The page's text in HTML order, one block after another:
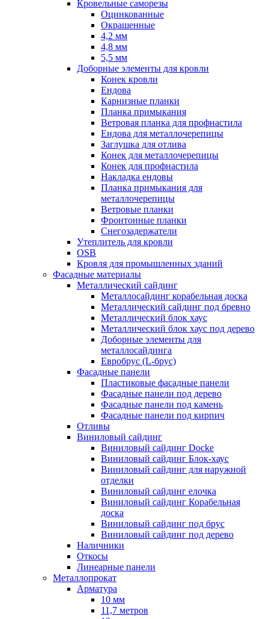
Кровельные саморезы
Оцинкованные
Окрашенные
4,2 мм
4,8 мм
5,5 мм
Доборные элементы для кровли
Конек кровли
Ендова
Карнизные планки
Планка примыкания
Ветровая планка для профнастила
Ендова для металлочерепицы
Заглушка для отлива
Конек для металлочерепицы
Конек для профнастила
Накладка ендовы
Планка примыкания для
металлочерепицы
Ветровые планки
Фронтонные планки
Снегозадержатели
Утеплитель для кровли
OSB
Кровля для промышленных зданий
Фасадные материалы
Металлический сайдинг
Металлосайдинг корабельная доска
Металлический сайдинг под бревно
Металлический блок хаус
Металлический блок хаус под дерево
Доборные элементы для
металлосайдинга
Евробрус (L-брус)
Фасадные панели
Пластиковые фасадные панели
Фасадные панели под дерево
Фасадные панели под камень
Фасадные панели под кирпич
Отливы
Виниловый сайдинг
Виниловый сайдинг Docke
Виниловый сайдинг Блок-хаус
Виниловый сайдинг для наружной
отделки
Виниловый сайдинг елочка
Виниловый сайдинг Корабельная
доска
Виниловый сайдинг под брус
Виниловый сайдинг под дерево
Наличники
Откосы
Линеарные панели
Металлопрокат
Арматура
10 мм
11,7 метров